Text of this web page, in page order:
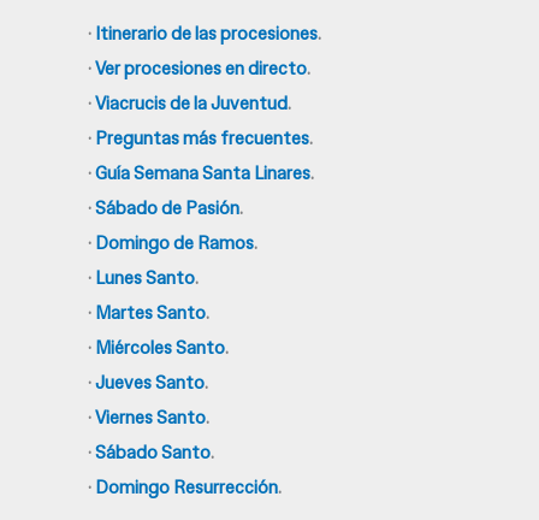
· Itinerario de las procesiones.
·Ver procesiones en directo.
·Viacrucis de la Juventud.
· Preguntas más frecuentes.
·Guía Semana Santa Linares.
·Sábado de Pasión.
· Domingo de Ramos.
· Lunes Santo.
· Martes Santo.
· Miércoles Santo.
·Jueves Santo.
·Viernes Santo.
·Sábado Santo.
· Domingo Resurrección.